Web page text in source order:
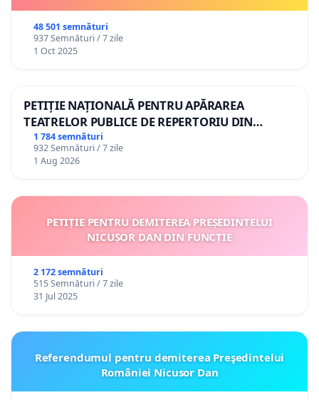
48 501 semnături
937 Semnături / 7 zile
1 Oct 2025
PETIȚIE NAȚIONALĂ PENTRU APĂRAREA
TEATRELOR PUBLICE DE REPERTORIU DIN
ROMÂNIA
1 784 semnături
932 Semnături / 7 zile
1 Aug 2026
PETIȚIE PENTRU DEMITEREA PREȘEDINTELUI
NICUȘOR DAN DIN FUNCȚIE
2 172 semnături
515 Semnături / 7 zile
31 Jul 2025
Referendumul pentru demiterea Preşedintelui
României Nicusor Dan